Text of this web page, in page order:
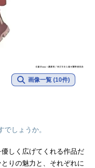
画像一覧 (10件)
しょうか。
しく広げてくれる作品だ
りの魅力と、それぞれに